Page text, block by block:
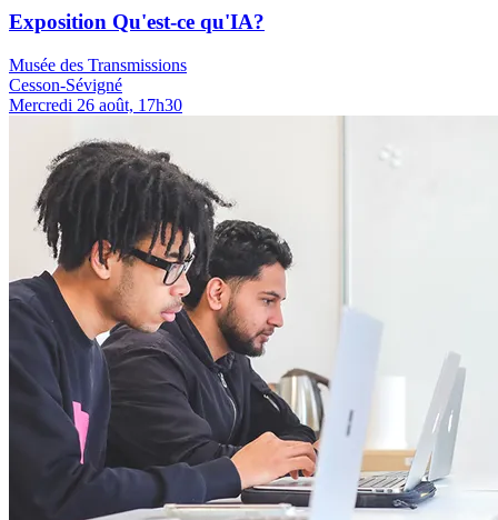
Exposition Qu'est-ce qu'IA?
Musée des Transmissions
Cesson-Sévigné
Mercredi 26 août, 17h30